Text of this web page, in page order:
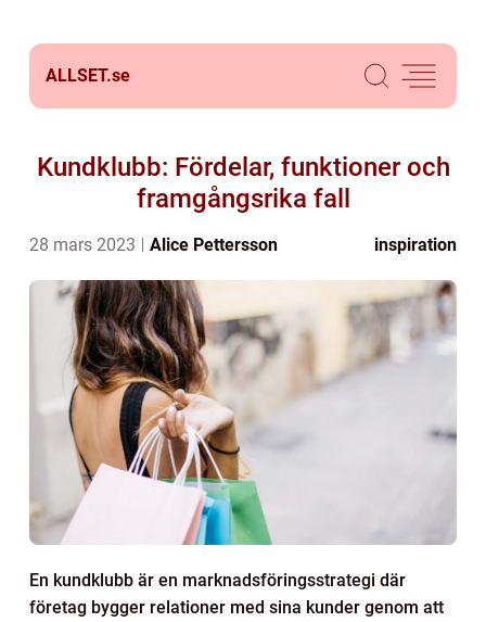
ALLSET.se
Kundklubb: Fördelar, funktioner och
framgångsrika fall
28 mars 2023 Alice Pettersson inspiration
En kundklubb är en marknadsföringsstrategi där
företag bygger relationer med sina kunder genom att